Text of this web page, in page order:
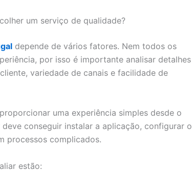
um serviço de qualidade?
depende de vários fatores. Nem todos os
por isso é importante analisar detalhes
variedade de canais e facilidade de
uma experiência simples desde o
conseguir instalar a aplicação, configurar o
processos complicados.
estão: